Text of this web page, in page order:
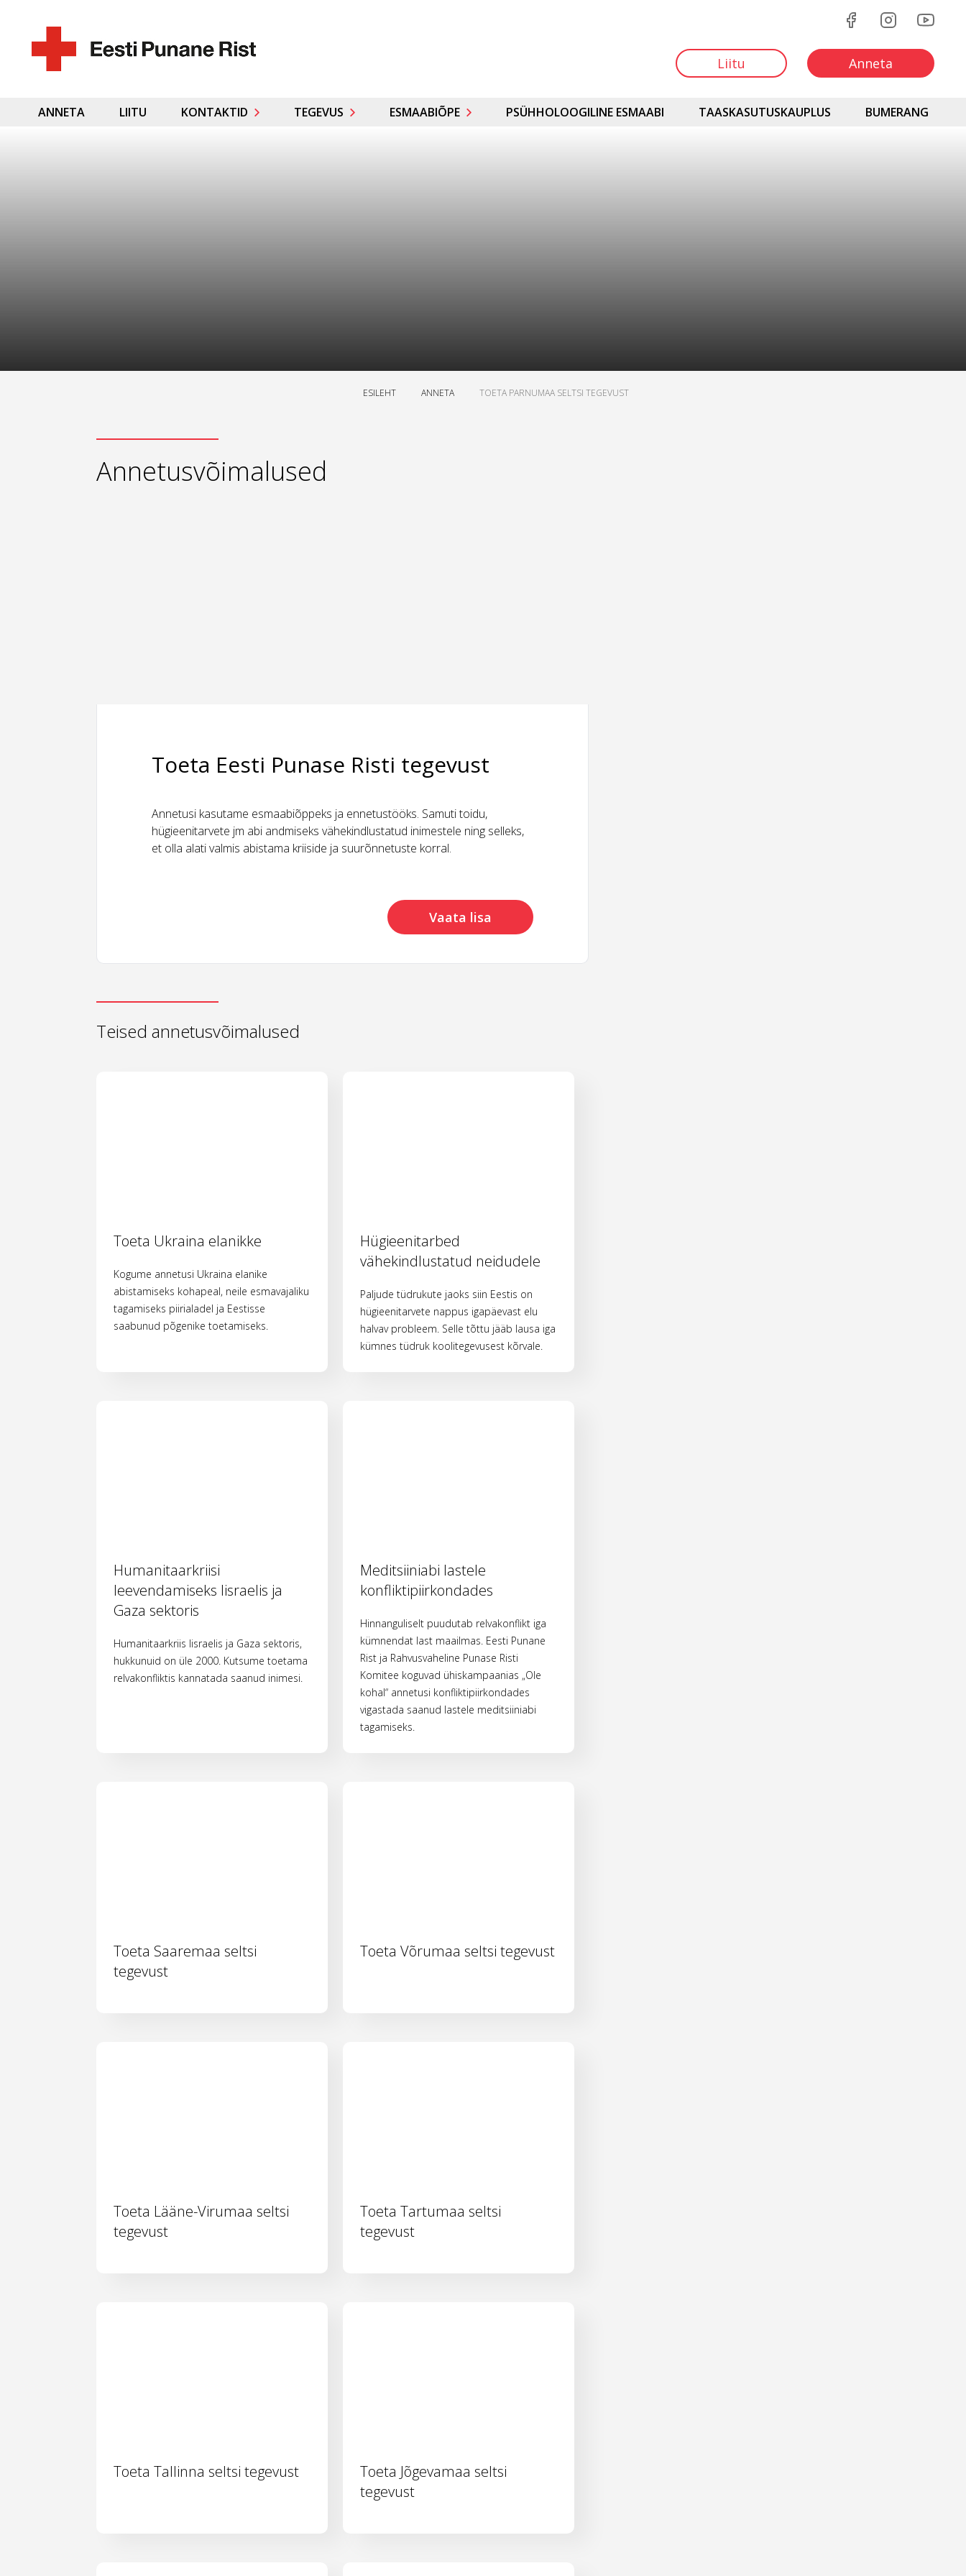
Liitu Anneta
ANNETA LIITU KONTAKTID TEGEVUS ESMAABIÕPE PSÜHHOLOOGILINE ESMAABI TAASKASUTUSKAUPLUS BUMERANG
ESILEHT ANNETA TOETA PARNUMAA SELTSI TEGEVUST
Annetusvõimalused
Toeta Eesti Punase Risti tegevust
Annetusi kasutame esmaabiõppeks ja ennetustööks. Samuti toidu,
hügieenitarvete jm abi andmiseks vähekindlustatud inimestele ning selleks,
et olla alati valmis abistama kriiside ja suurõnnetuste korral.
Vaata lisa
Teised annetusvõimalused
Toeta Ukraina elanikke
Kogume annetusi Ukraina elanike
abistamiseks kohapeal, neile esmavajaliku
tagamiseks piirialadel ja Eestisse
saabunud põgenike toetamiseks.
Hügieenitarbed
vähekindlustatud neidudele
Paljude tüdrukute jaoks siin Eestis on
hügieenitarvete nappus igapäevast elu
halvav probleem. Selle tõttu jääb lausa iga
kümnes tüdruk koolitegevusest kõrvale.
Humanitaarkriisi
leevendamiseks Iisraelis ja
Gaza sektoris
Humanitaarkriis Iisraelis ja Gaza sektoris,
hukkunuid on üle 2000. Kutsume toetama
relvakonfliktis kannatada saanud inimesi.
Meditsiiniabi lastele
konfliktipiirkondades
Hinnanguliselt puudutab relvakonflikt iga
kümnendat last maailmas. Eesti Punane
Rist ja Rahvusvaheline Punase Risti
Komitee koguvad ühiskampaanias „Ole
kohal“ annetusi konfliktipiirkondades
vigastada saanud lastele meditsiiniabi
tagamiseks.
Toeta Saaremaa seltsi
tegevust
Toeta Võrumaa seltsi tegevust
Toeta Lääne-Virumaa seltsi
tegevust
Toeta Tartumaa seltsi
tegevust
Toeta Tallinna seltsi tegevust
Toeta Jõgevamaa seltsi
tegevust